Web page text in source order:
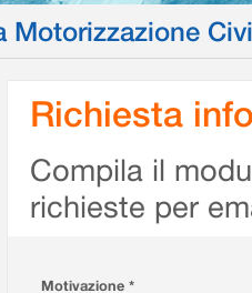
Motorizzazione
Richiesta
Compila il
richieste per
Motivazione *